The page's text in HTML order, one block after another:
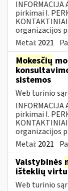
INFORMACIJA
pirkimai I.
organizacijos
Metai: 2021
Mokesčių
sistemos
Web turinio
INFORMACIJA
pirkimai I.
organizacijos
Metai: 2021
Valstybinės
išteklių
Web turinio